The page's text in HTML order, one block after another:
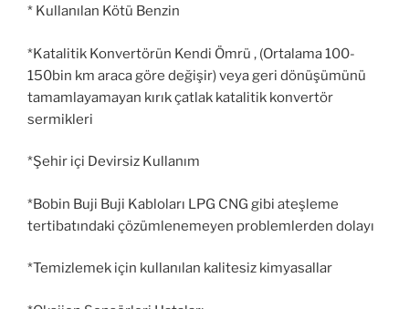
* Kullanılan Kötü Benzin
*Katalitik Konvertörün Kendi Ömrü , (Ortalama 100-
150bin km araca göre değişir) veya geri dönüşümünü
tamamlayamayan kırık çatlak katalitik konvertör
sermikleri
*Şehir içi Devirsiz Kullanım
*Bobin Buji Buji Kabloları LPG CNG gibi ateşleme
tertibatındaki çözümlenemeyen problemlerden dolayı
*Temizlemek için kullanılan kalitesiz kimyasallar